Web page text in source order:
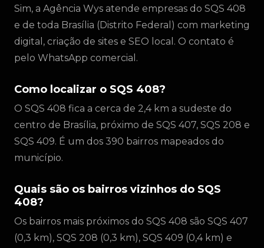
Sim, a Agência Wys atende empresas do SQS 408
e de toda Brasília (Distrito Federal) com marketing
digital, criação de sites e SEO local. O contato é
pelo WhatsApp comercial.
Como localizar o SQS 408?
O SQS 408 fica a cerca de 2,4 km a sudeste do
centro de Brasília, próximo de SQS 407, SQS 208 e
SQS 409. É um dos 390 bairros mapeados do
município.
Quais são os bairros vizinhos do SQS
408?
Os bairros mais próximos do SQS 408 são SQS 407
(0,3 km), SQS 208 (0,3 km), SQS 409 (0,4 km) e